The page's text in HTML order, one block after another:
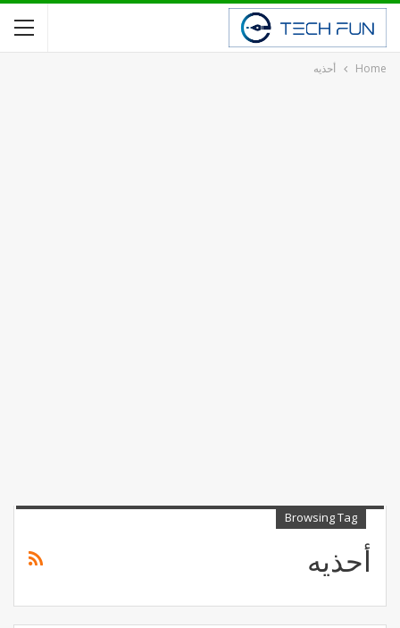
Home أحذيه
Browsing Tag
أحذيه